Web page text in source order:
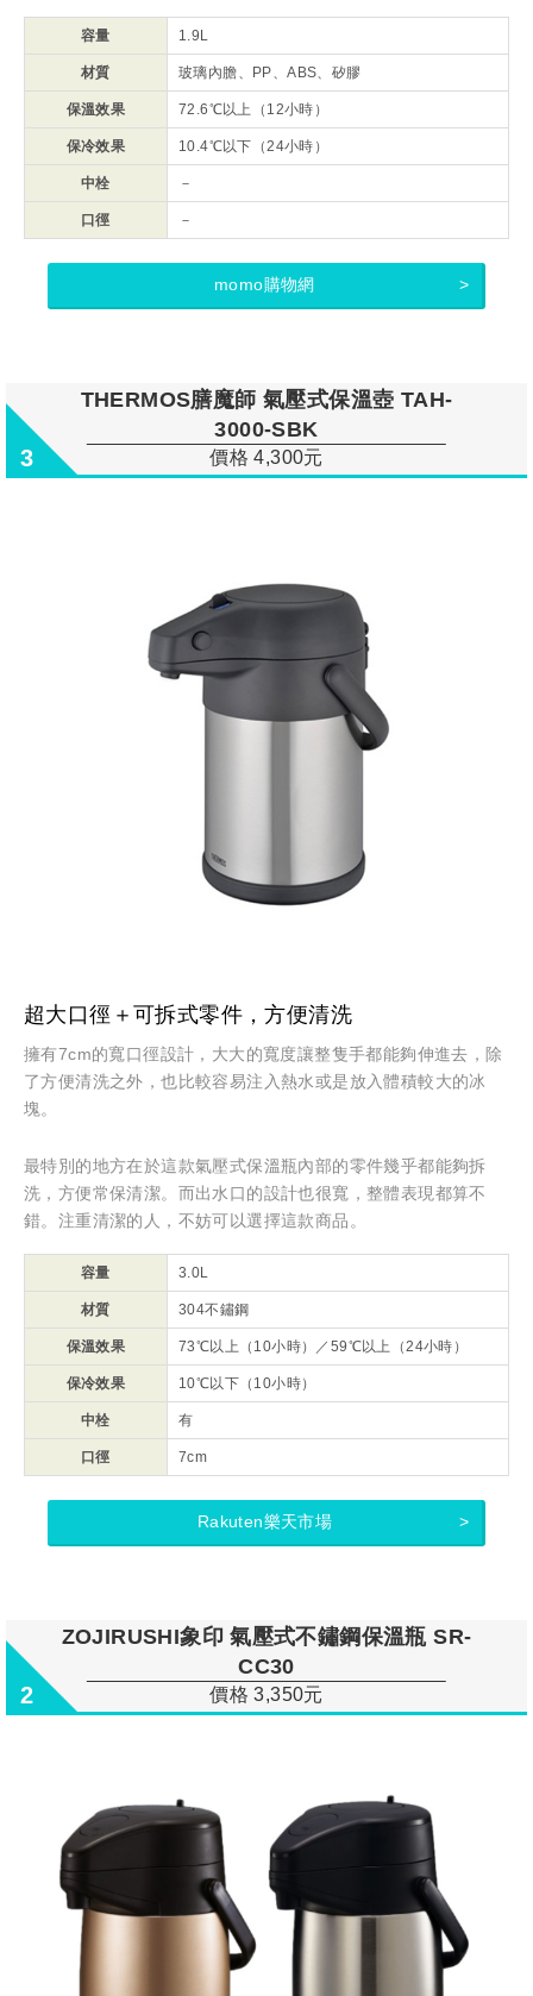
容量 1.9L
材質 玻璃內膽、PP、ABS、矽膠
保溫效果 72.6℃以上（12小時）
保冷效果 10.4℃以下（24小時）
中栓 －
口徑 －
momo購物網
3
THERMOS膳魔師 氣壓式保溫壺 TAH-
3000-SBK
價格 4,300元
超大口徑＋可拆式零件，方便清洗
擁有7cm的寬口徑設計，大大的寬度讓整隻手都能夠伸進去，除
了方便清洗之外，也比較容易注入熱水或是放入體積較大的冰
塊。
最特別的地方在於這款氣壓式保溫瓶內部的零件幾乎都能夠拆
洗，方便常保清潔。而出水口的設計也很寬，整體表現都算不
錯。注重清潔的人，不妨可以選擇這款商品。
容量 3.0L
材質 304不鏽鋼
保溫效果 73℃以上（10小時）／59℃以上（24小時）
保冷效果 10℃以下（10小時）
中栓 有
口徑 7cm
Rakuten樂天市場
2
ZOJIRUSHI象印 氣壓式不鏽鋼保溫瓶 SR-
CC30
價格 3,350元